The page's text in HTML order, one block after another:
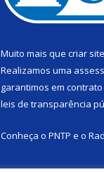
Muito mais que criar site
Realizamos uma
garantimos em
leis de transparência
Conheça o PNTP e o